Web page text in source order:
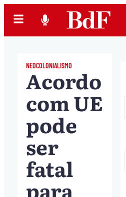
NEOCOLONIALISMO
Acordo
com UE
pode
ser
fatal
para